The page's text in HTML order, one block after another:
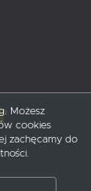
Możesz
cookies
zachęcamy do